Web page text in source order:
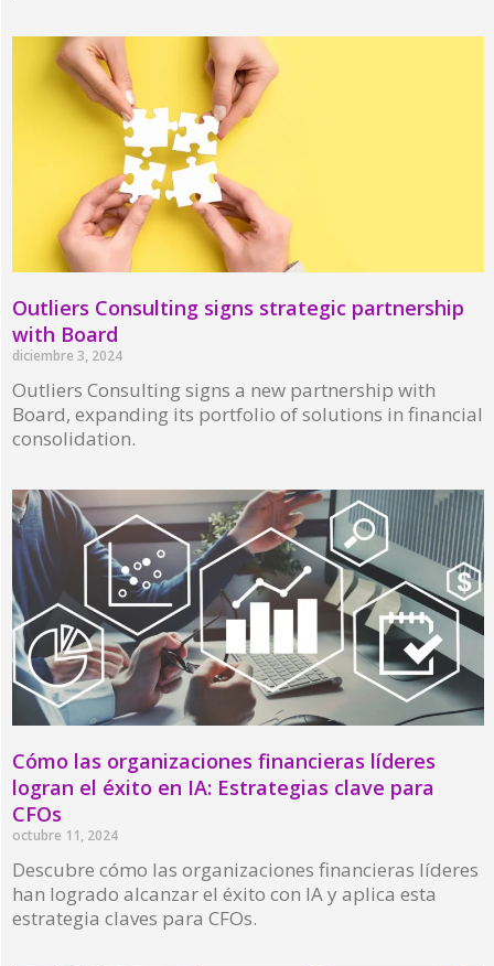
Outliers Consulting signs strategic partnership
with Board
diciembre 3, 2024
Outliers Consulting signs a new partnership with
Board, expanding its portfolio of solutions in financial
consolidation.
Cómo las organizaciones financieras líderes
logran el éxito en IA: Estrategias clave para
CFOs
octubre 11, 2024
Descubre cómo las organizaciones financieras líderes
han logrado alcanzar el éxito con IA y aplica esta
estrategia claves para CFOs.